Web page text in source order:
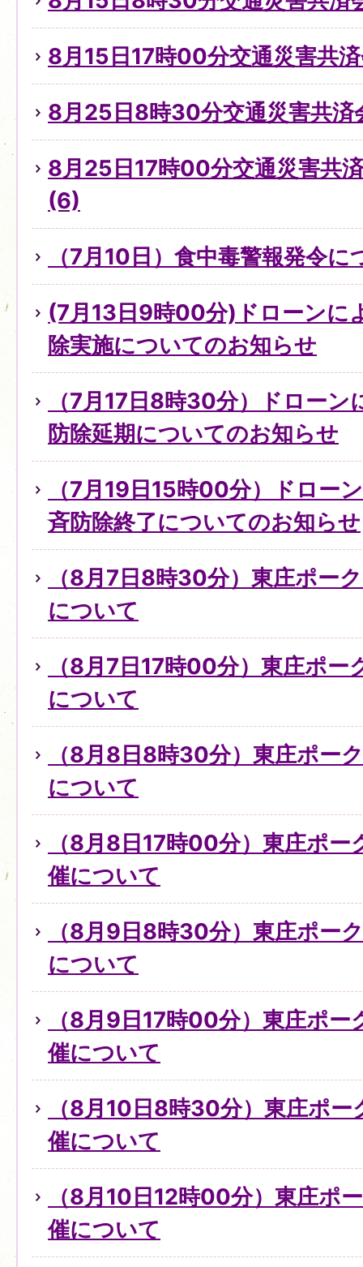
8月15日17時00分交通災害共
8月25日8時30分交通災害共
8月25日17時00分交通災害共
(6)
（7月10日）食中毒警報発令に
(7月13日9時00分)ドローンに
除実施についてのお知らせ
（7月17日8時30分）ドローン
防除延期についてのお知らせ
（7月19日15時00分）ドロー
斉防除終了についてのお知らせ
（8月7日8時30分）東庄ポー
について
（8月7日17時00分）東庄ポ
について
（8月8日8時30分）東庄ポー
について
（8月8日17時00分）東庄ポ
催について
（8月9日8時30分）東庄ポー
について
（8月9日17時00分）東庄ポ
催について
（8月10日8時30分）東庄ポ
催について
（8月10日12時00分）東庄ポ
催について